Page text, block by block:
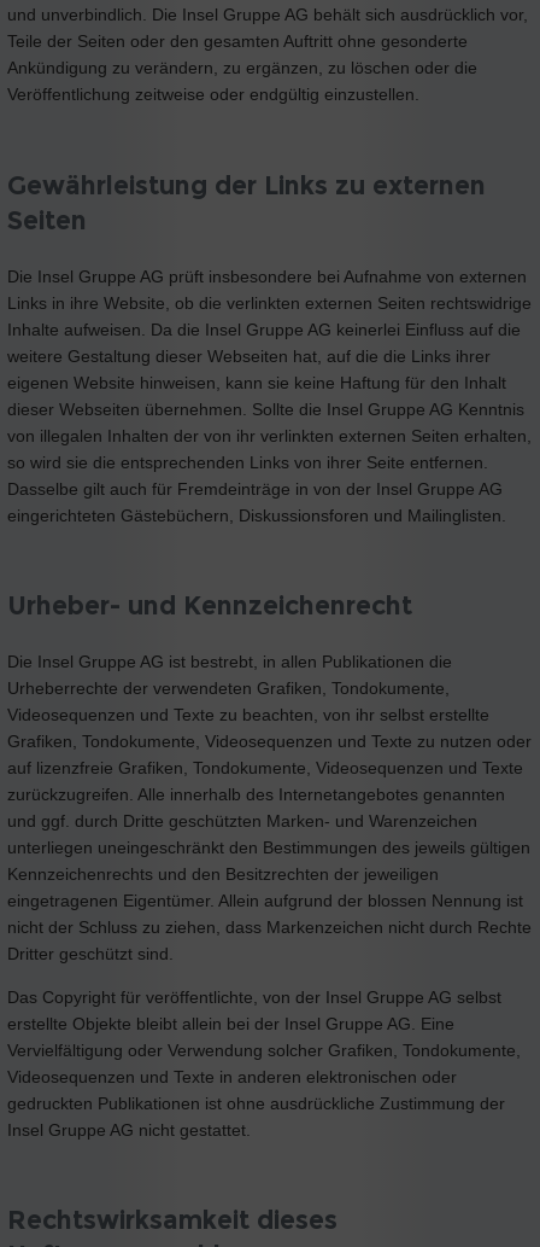
und unverbindlich. Die Insel Gruppe AG behält sich ausdrücklich vor,
Teile der Seiten oder den gesamten Auftritt ohne gesonderte
Ankündigung zu verändern, zu ergänzen, zu löschen oder die
Veröffentlichung zeitweise oder endgültig einzustellen.
Gewährleistung der Links zu externen
Seiten
Die Insel Gruppe AG prüft insbesondere bei Aufnahme von externen
Links in ihre Website, ob die verlinkten externen Seiten rechtswidrige
Inhalte aufweisen. Da die Insel Gruppe AG keinerlei Einfluss auf die
weitere Gestaltung dieser Webseiten hat, auf die die Links ihrer
eigenen Website hinweisen, kann sie keine Haftung für den Inhalt
dieser Webseiten übernehmen. Sollte die Insel Gruppe AG Kenntnis
von illegalen Inhalten der von ihr verlinkten externen Seiten erhalten,
so wird sie die entsprechenden Links von ihrer Seite entfernen.
Dasselbe gilt auch für Fremdeinträge in von der Insel Gruppe AG
eingerichteten Gästebüchern, Diskussionsforen und Mailinglisten.
Urheber- und Kennzeichenrecht
Die Insel Gruppe AG ist bestrebt, in allen Publikationen die
Urheberrechte der verwendeten Grafiken, Tondokumente,
Videosequenzen und Texte zu beachten, von ihr selbst erstellte
Grafiken, Tondokumente, Videosequenzen und Texte zu nutzen oder
auf lizenzfreie Grafiken, Tondokumente, Videosequenzen und Texte
zurückzugreifen. Alle innerhalb des Internetangebotes genannten
und ggf. durch Dritte geschützten Marken- und Warenzeichen
unterliegen uneingeschränkt den Bestimmungen des jeweils gültigen
Kennzeichenrechts und den Besitzrechten der jeweiligen
eingetragenen Eigentümer. Allein aufgrund der blossen Nennung ist
nicht der Schluss zu ziehen, dass Markenzeichen nicht durch Rechte
Dritter geschützt sind.
Das Copyright für veröffentlichte, von der Insel Gruppe AG selbst
erstellte Objekte bleibt allein bei der Insel Gruppe AG. Eine
Vervielfältigung oder Verwendung solcher Grafiken, Tondokumente,
Videosequenzen und Texte in anderen elektronischen oder
gedruckten Publikationen ist ohne ausdrückliche Zustimmung der
Insel Gruppe AG nicht gestattet.
Rechtswirksamkeit dieses